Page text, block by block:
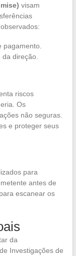
visam
direção.
riscos
Os
não seguras.
e proteger seus
para
antes de
escanear os
da
Investigações de